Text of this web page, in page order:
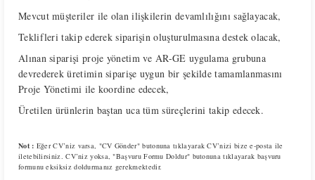
Mevcut müşteriler ile olan ilişkilerin devamlılığını sağlayacak,
Teklifleri takip ederek siparişin oluşturulmasına destek olacak,
Alınan siparişi proje yönetim ve AR-GE uygulama grubuna
devrederek üretimin siparişe uygun bir şekilde tamamlanmasını
Proje Yönetimi ile koordine edecek,
Üretilen ürünlerin baştan uca tüm süreçlerini takip edecek.
Not : Eğer CV’niz varsa, "CV Gönder" butonuna tıklayarak CV’nizi bize e-posta ile
iletebilirsiniz.CV’niz yoksa, "Başvuru Formu Doldur" butonuna tıklayarak başvuru
formunu eksiksiz doldurmanız gerekmektedir.